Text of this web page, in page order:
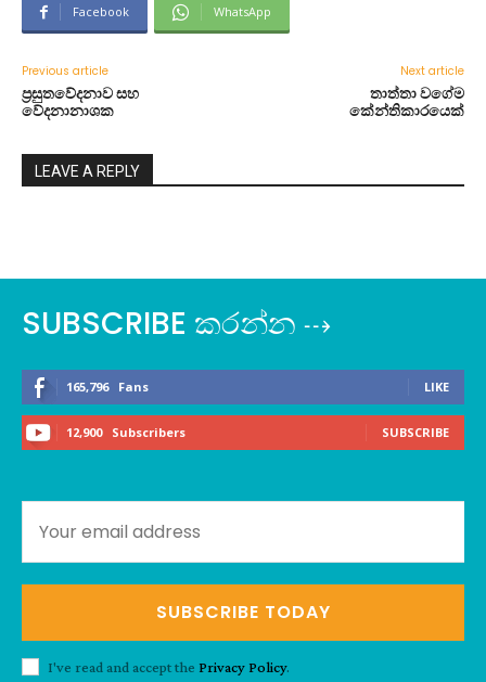
Facebook WhatsApp
Previous article
ප්‍රසුතවේදනාව සහ
වේදනානාශක
Next article
තාත්තා වගේම
කේන්තිකාරයෙක්
LEAVE A REPLY
SUBSCRIBE කරන්න ⇢
165,796 Fans LIKE
12,900 Subscribers SUBSCRIBE
SUBSCRIBE TODAY
I've read and accept the Privacy Policy.